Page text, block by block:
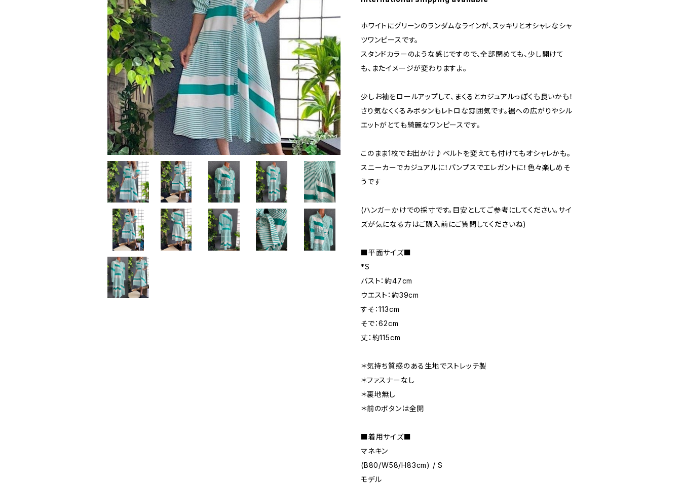
ホワイトにグリーンのランダムなラインが、スッキリとオシャレなシャ
ツワンピースです。
スタンドカラーのような感じですので、全部閉めても、少し開けて
も、またイメージが変わりますよ。
少しお袖をロールアップして、まくるとカジュアルっぽくも良いかも！
さり気なくくるみボタンもレトロな雰囲気です。裾への広がりやシル
エットがとても綺麗なワンピースです。
このまま1枚でお出かけ♪ベルトを変えても付けてもオシャレかも。
スニーカーでカジュアルに！パンプスでエレガントに！色々楽しめそ
うです
(ハンガーかけでの採寸です。目安としてご参考にしてください。サイ
ズが気になる方はご購入前にご質問してくださいね)
■平面サイズ■
*S
バスト：約47cm
ウエスト：約39cm
すそ：113cm
そで：62cm
丈：約115cm
＊気持ち質感のある生地でストレッチ製
＊ファスナーなし
＊裏地無し
＊前のボタンは全開
■着用サイズ■
マネキン
(B80/W58/H83cm) / S
モデル